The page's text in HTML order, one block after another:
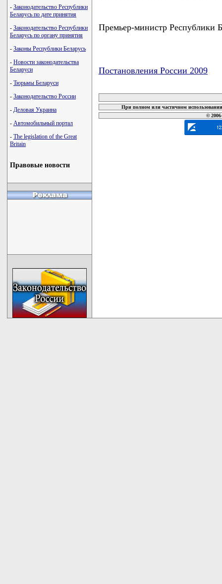
- Законодательство Республики
Беларусь по дате принятия
- Законодательство Республики
Беларусь по органу принятия
- Законы Республики Беларусь
- Новости законодательства
Беларуси
- Тюрьмы Беларуси
- Законодательство России
- Деловая Украина
- Автомобильный портал
- The legislation of the Great
Britain
Правовые новости
Премьер-министр
Постановления России 2009
При полном или частичном
©